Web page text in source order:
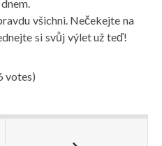
všichni. Nečekejte na
si svůj výlet už teď!
votes)